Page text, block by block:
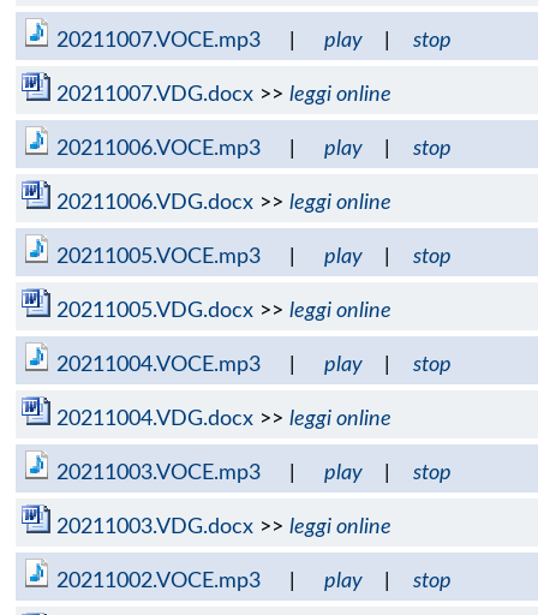
20211007.VOCE.mp3 play stop
20211007.VDG.docx >> leggi online
20211006.VOCE.mp3 play stop
20211006.VDG.docx >> leggi online
20211005.VOCE.mp3 play stop
20211005.VDG.docx >> leggi online
20211004.VOCE.mp3 play stop
20211004.VDG.docx >> leggi online
20211003.VOCE.mp3 play stop
20211003.VDG.docx >> leggi online
20211002.VOCE.mp3 play stop